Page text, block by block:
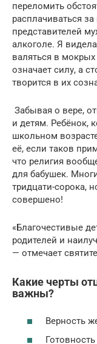
переломить
расплачиваться
представителей
алкоголе. Я
валяться в
означает силу, а
творится в их
Забывая о вере,
и детям. Ребёнок,
школьном
её, если таков
что религия
для бабушек.
тридцати-сорока,
совершено!
«Благочестивые
родителей и
— отмечает
Какие черты
важны?
Верность